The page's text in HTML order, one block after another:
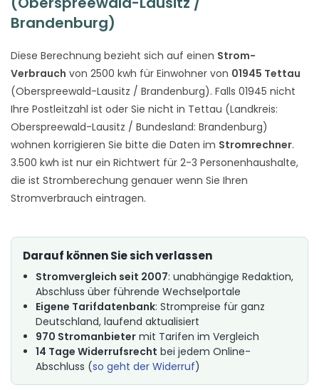
Brandenburg)
Diese Berechnung bezieht sich auf einen Strom-
Verbrauch von 2500 kwh für Einwohner von 01945 Tettau
(Oberspreewald-Lausitz / Brandenburg). Falls 01945 nicht
Ihre Postleitzahl ist oder Sie nicht in Tettau (Landkreis:
Oberspreewald-Lausitz / Bundesland: Brandenburg)
wohnen korrigieren Sie bitte die Daten im Stromrechner.
3.500 kwh ist nur ein Richtwert für 2-3 Personenhaushalte,
die ist Stromberechung genauer wenn Sie Ihren
Stromverbrauch eintragen.
Darauf können Sie sich verlassen
Stromvergleich seit 2007: unabhängige Redaktion,
Abschluss über führende Wechselportale
Eigene Tarifdatenbank: Strompreise für ganz
Deutschland, laufend aktualisiert
970 Stromanbieter mit Tarifen im Vergleich
14 Tage Widerrufsrecht bei jedem Online-
Abschluss (so geht der Widerruf)